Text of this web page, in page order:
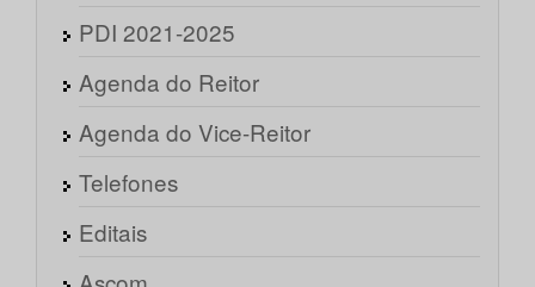
PDI 2021-2025
Agenda do Reitor
Agenda do Vice-Reitor
Telefones
Editais